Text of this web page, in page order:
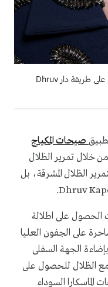
صيحات المكياج اللامع بتدرجات اللون المشمشي على طريقة دار Dhruv
صيحات المكياج
خلال تمرير الظلال
الظلال المشرقة، بل
الحصول على اطلالة
على الجفون العليا
الجهة السفلى
الظلال للحصول على
السوداء